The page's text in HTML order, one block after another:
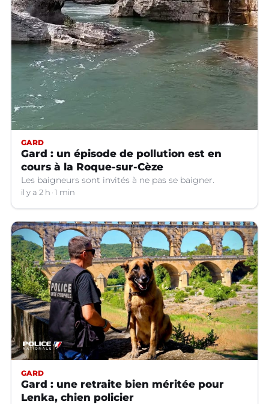
GARD
Gard : un épisode de pollution est en
cours à la Roque-sur-Cèze
Les baigneurs sont invités à ne pas se baigner.
il y a 2 h 1 min
GARD
Gard : une retraite bien méritée pour
Lenka, chien policier